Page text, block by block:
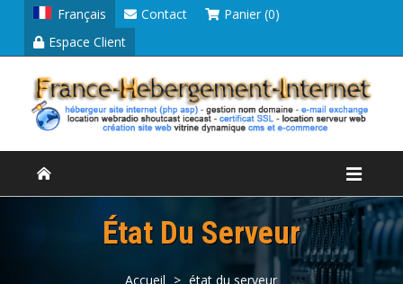
Français Contact
Panier (0)
Espace Client
État Du Serveur
Accueil > état du serveur